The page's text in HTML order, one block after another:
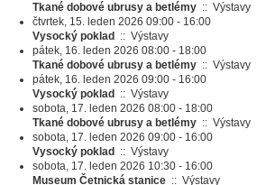
Tkané dobové ubrusy a betlémy :: Výstavy
čtvrtek, 15. leden 2026 09:00 - 16:00
Vysocký poklad
:: Výstavy
pátek, 16. leden 2026 08:00 - 18:00
Tkané dobové ubrusy a betlémy :: Výstavy
pátek, 16. leden 2026 09:00 - 16:00
Vysocký poklad
:: Výstavy
sobota, 17. leden 2026 08:00 - 18:00
Tkané dobové ubrusy a betlémy :: Výstavy
sobota, 17. leden 2026 09:00 - 16:00
Vysocký poklad
:: Výstavy
sobota, 17. leden 2026 10:30 - 16:00
Museum Četnická stanice :: Výstavy